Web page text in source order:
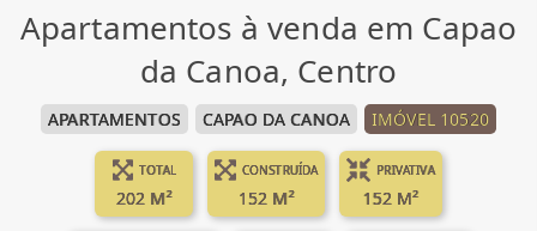
Apartamentos à venda em Capao
da Canoa, Centro
APARTAMENTOS CAPAO DA CANOA IMÓVEL 10520
TOTAL
202 M²
CONSTRUÍDA
152 M²
PRIVATIVA
152 M²